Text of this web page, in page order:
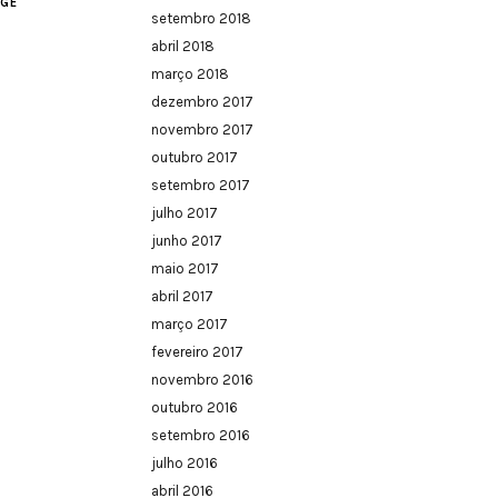
setembro 2018
abril 2018
março 2018
dezembro 2017
novembro 2017
outubro 2017
setembro 2017
julho 2017
junho 2017
maio 2017
abril 2017
março 2017
fevereiro 2017
novembro 2016
outubro 2016
setembro 2016
julho 2016
abril 2016